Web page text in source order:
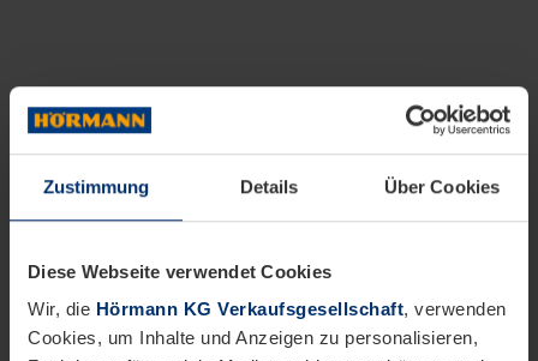
Zustimmung Details Über Cookies
Diese Webseite verwendet Cookies
Wir, die Hörmann KG Verkaufsgesellschaft, verwenden
Cookies, um Inhalte und Anzeigen zu personalisieren,